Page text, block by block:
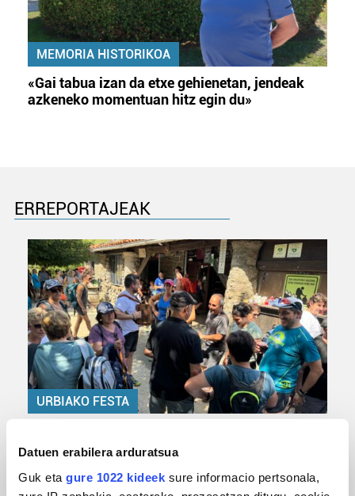
Datuen erabilera arduratsua
Guk eta gure 1022 kideek sure informacio pertsonala,
MEMORIA HISTORIKOA
«Gai tabua izan da etxe gehienetan, jendeak
azkeneko momentuan hitz egin du»
ERREPORTAJEAK
URBIAKO FESTA